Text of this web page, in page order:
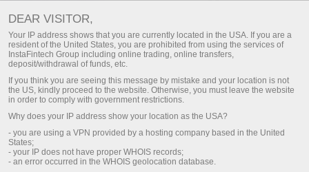
akan menerima perlindungan sepenuhnya dalam
aspek finansial dan teknis. Selain itu, kebanyakan dari
teknologi yang digunakan oleh Perusahaan InstaTrade
memiliki perlindungan level bank.
InstaTradeis proud to be a sponsor of
Dragon Racing InstaTrade
DEAR VISITOR,
Your IP address shows that you are currently located in the USA. If you are a
resident of the United States, you are prohibited from using the services of
InstaFintech Group including online trading, online transfers,
deposit/withdrawal of funds, etc.
If you think you are seeing this message by mistake and your location is not
the US, kindly proceed to the website. Otherwise, you must leave the website
in order to comply with government restrictions.
Why does your IP address show your location as the USA?
- you are using a VPN provided by a hosting company based in the United
States;
- your IP does not have proper WHOIS records;
- an error occurred in the WHOIS geolocation database.